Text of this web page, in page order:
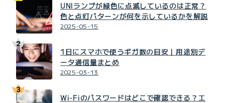
UNIランプが緑色に点滅しているのは正常？
色と点灯パターンが何を示しているかを解説
2025-05-15
1日にスマホで使うギガ数の目安｜用途別デ
ータ通信量まとめ
2025-03-13
Wi-Fiのパスワードはどこで確認できる？エ